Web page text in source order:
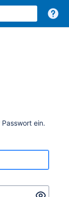
ein.